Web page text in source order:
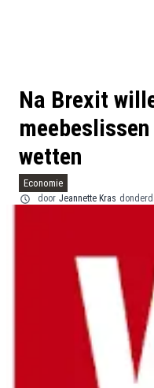
Na Brexit
wetten
Economie
door Jeannette Kras